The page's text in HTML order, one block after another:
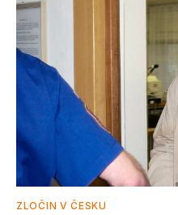
ZLOČIN V ČESKU